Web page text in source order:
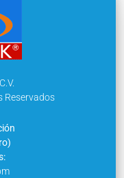
Reservados